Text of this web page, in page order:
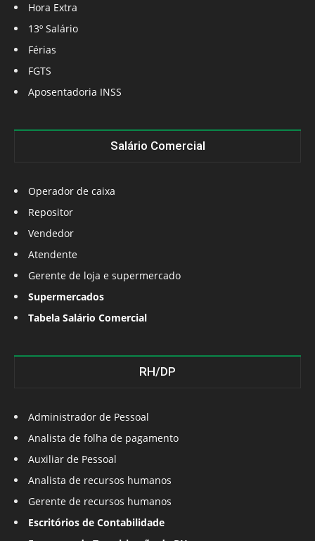
Hora Extra
13º Salário
Férias
FGTS
Aposentadoria INSS
Salário Comercial
Operador de caixa
Repositor
Vendedor
Atendente
Gerente de loja e supermercado
Supermercados
Tabela Salário Comercial
RH/DP
Administrador de Pessoal
Analista de folha de pagamento
Auxiliar de Pessoal
Analista de recursos humanos
Gerente de recursos humanos
Escritórios de Contabilidade